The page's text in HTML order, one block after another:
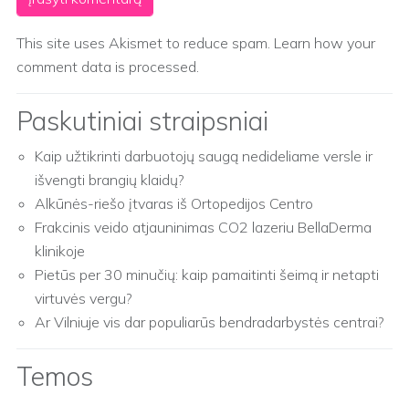
This site uses Akismet to reduce spam. Learn how your
comment data is processed.
Paskutiniai straipsniai
Kaip užtikrinti darbuotojų saugą nedideliame versle ir
išvengti brangių klaidų?
Alkūnės-riešo įtvaras iš Ortopedijos Centro
Frakcinis veido atjauninimas CO2 lazeriu BellaDerma
klinikoje
Pietūs per 30 minučių: kaip pamaitinti šeimą ir netapti
virtuvės vergu?
Ar Vilniuje vis dar populiarūs bendradarbystės centrai?
Temos